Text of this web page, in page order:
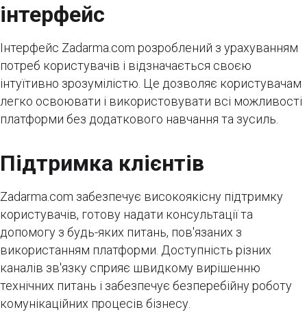
інтерфейс
Інтерфейс Zadarma.com розроблений з урахуванням
потреб користувачів і відзначається своєю
інтуїтивно зрозумілістю. Це дозволяє користувачам
легко освоювати і використовувати всі можливості
платформи без додаткового навчання та зусиль.
Підтримка клієнтів
Zadarma.com забезпечує високоякісну підтримку
користувачів, готову надати консультації та
допомогу з будь-яких питань, пов'язаних з
використанням платформи. Доступність різних
каналів зв'язку сприяє швидкому вирішенню
технічних питань і забезпечує безперебійну роботу
комунікаційних процесів бізнесу.